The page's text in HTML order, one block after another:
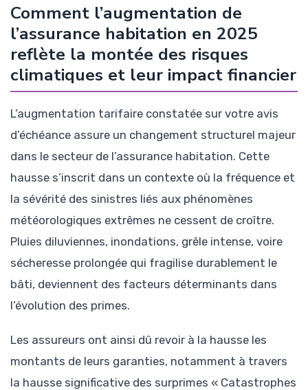
Comment l’augmentation de
l’assurance habitation en 2025
reflète la montée des risques
climatiques et leur impact financier
L’augmentation tarifaire constatée sur votre avis
d’échéance assure un changement structurel majeur
dans le secteur de l’assurance habitation. Cette
hausse s’inscrit dans un contexte où la fréquence et
la sévérité des sinistres liés aux phénomènes
météorologiques extrêmes ne cessent de croître.
Pluies diluviennes, inondations, grêle intense, voire
sécheresse prolongée qui fragilise durablement le
bâti, deviennent des facteurs déterminants dans
l’évolution des primes.
Les assureurs ont ainsi dû revoir à la hausse les
montants de leurs garanties, notamment à travers
la hausse significative des surprimes « Catastrophes